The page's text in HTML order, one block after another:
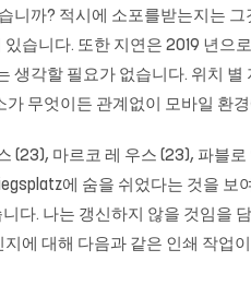
니까? 적시에 소포를받는지는
습니다. 또한 지연은 2019 년으
각할 필요가 없습니다. 위치
무엇이든 관계없이 모바일 환
마르코 레 우스 (23), 파블
에 숨을 쉬었다는 것을 보
다. 나는 갱신하지 않을 것임을
에 대해 다음과 같은 인쇄 작업